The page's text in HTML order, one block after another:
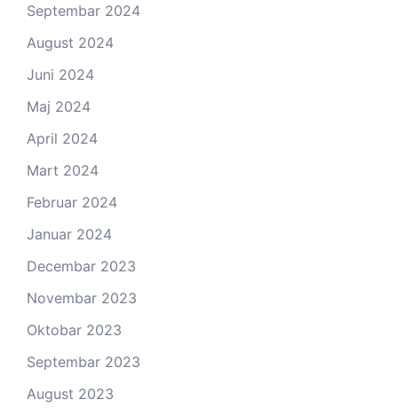
Septembar 2024
August 2024
Juni 2024
Maj 2024
April 2024
Mart 2024
Februar 2024
Januar 2024
Decembar 2023
Novembar 2023
Oktobar 2023
Septembar 2023
August 2023